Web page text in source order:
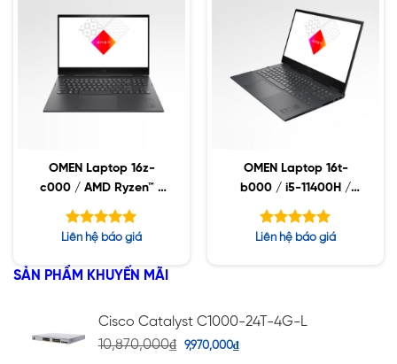
OMEN Laptop 16z-
c000 / AMD Ryzen™ 7
5800H / 32GB / 512GB
SSD / RTX 3050 4GB /
16.1″ FHD / Win11
Được xếp
5 sao
Liên hệ báo giá
OMEN Laptop 16t-
b000 / i5-11400H /
32GB / 2 x 512GB SSD
Raid 0 / RTX 3050
4GB / 16.1″ FHD / Win11
Được xếp
Liên hệ báo giá
SẢN PHẨM KHUYẾN MÃI
Cisco Catalyst C1000-24T-4G-L
10,870,000₫ 9,970,000₫